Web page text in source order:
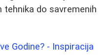
do savremenih
Godine? - Inspiracija